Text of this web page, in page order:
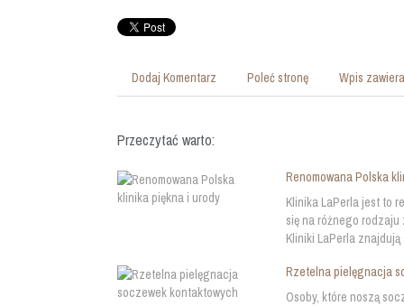
Dodaj Komentarz Poleć stronę Wpis
Przeczytać warto:
Renomowana Polska
Klinika LaPerla jest to
się na różnego
Kliniki LaPerla
Rzetelna pielęgnacja
Osoby, które noszą